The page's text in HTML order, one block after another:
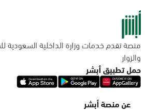
منصة تقدم خدمات وزارة الداخلية السعودية
والزوار
حمل تطبيق أبشر
عن منصة أبشر